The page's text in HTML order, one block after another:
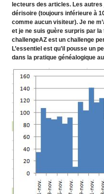
lecteurs des articles. Les
dérisoire (toujours inférieure à
comme aucun visiteur). Je ne
et je ne suis guère surpris par
challengeAZ est un challenge
L’essentiel est qu’il pousse un
dans la pratique généalogique